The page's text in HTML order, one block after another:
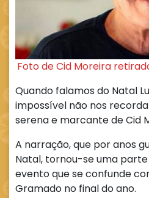
Foto de Cid Moreira
Quando falamos do Natal
impossível não nos
serena e marcante de Cid
A narração, que por anos
Natal, tornou-se uma
evento que se confunde
Gramado no final do ano.